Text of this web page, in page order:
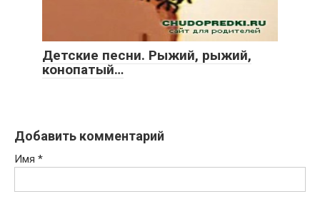
Детские песни. Рыжий, рыжий,
конопатый…
Добавить комментарий
Имя *